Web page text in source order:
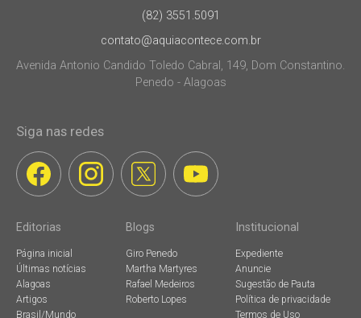
(82) 3551.5091
contato@aquiacontece.com.br
Avenida Antonio Candido Toledo Cabral, 149, Dom Constantino.
Penedo - Alagoas
Siga nas redes
Editorias
Página inicial
Últimas notícias
Alagoas
Artigos
Brasil/Mundo
Blogs
Giro Penedo
Martha Martyres
Rafael Medeiros
Roberto Lopes
Institucional
Expediente
Anuncie
Sugestão de Pauta
Política de privacidade
Termos de Uso